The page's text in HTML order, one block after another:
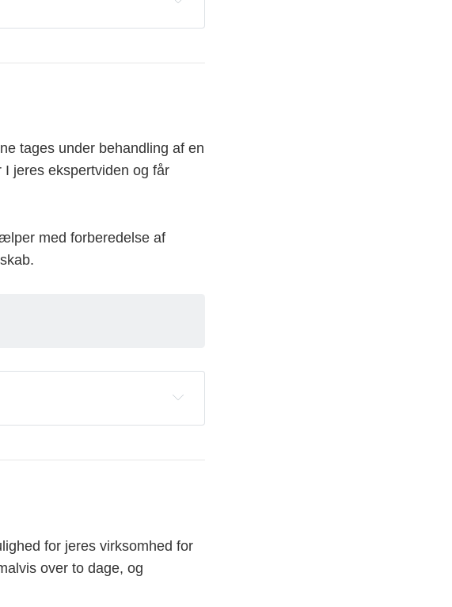
der alle har arbejdet
tages under behandling af en
jeres ekspertviden og får
med forberedelse af
på denne briefing.
type briefing kan du komme
har fastlagt emnet i
talere samt kommercielle
for jeres virksomhed for
over to dage, og